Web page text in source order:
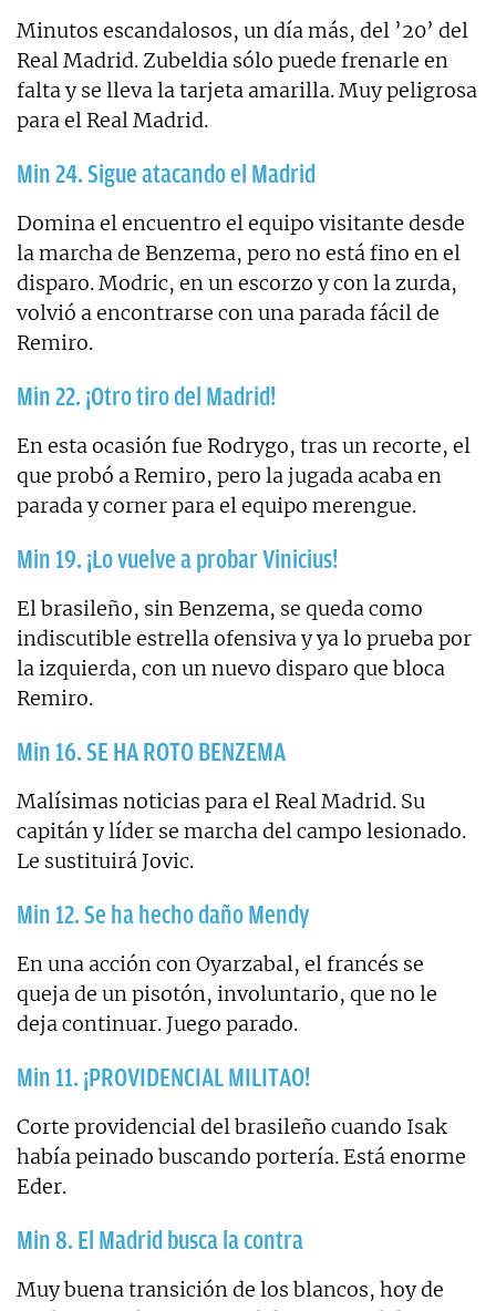
Minutos escandalosos, un día más, del ’20’ del
Real Madrid. Zubeldia sólo puede frenarle en
falta y se lleva la tarjeta amarilla. Muy peligrosa
para el Real Madrid.
Min 24. Sigue atacando el Madrid
Domina el encuentro el equipo visitante desde
la marcha de Benzema, pero no está fino en el
disparo. Modric, en un escorzo y con la zurda,
volvió a encontrarse con una parada fácil de
Remiro.
Min 22. ¡Otro tiro del Madrid!
En esta ocasión fue Rodrygo, tras un recorte, el
que probó a Remiro, pero la jugada acaba en
parada y corner para el equipo merengue.
Min 19. ¡Lo vuelve a probar Vinicius!
El brasileño, sin Benzema, se queda como
indiscutible estrella ofensiva y ya lo prueba por
la izquierda, con un nuevo disparo que bloca
Remiro.
Min 16. SE HA ROTO BENZEMA
Malísimas noticias para el Real Madrid. Su
capitán y líder se marcha del campo lesionado.
Le sustituirá Jovic.
Min 12. Se ha hecho daño Mendy
En una acción con Oyarzabal, el francés se
queja de un pisotón, involuntario, que no le
deja continuar. Juego parado.
Min 11. ¡PROVIDENCIAL MILITAO!
Corte providencial del brasileño cuando Isak
había peinado buscando portería. Está enorme
Eder.
Min 8. El Madrid busca la contra
Muy buena transición de los blancos, hoy de